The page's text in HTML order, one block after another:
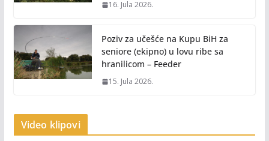
16. Jula 2026.
Poziv za učešće na Kupu BiH za
seniore (ekipno) u lovu ribe sa
hranilicom – Feeder
15. Jula 2026.
Video klipovi